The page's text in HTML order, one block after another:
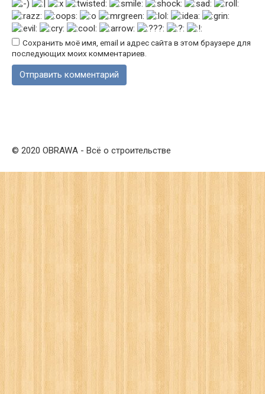
Сохранить моё имя, email и адрес сайта в этом браузере для
последующих моих комментариев.
© 2020 OBRAWA - Всё о строительстве